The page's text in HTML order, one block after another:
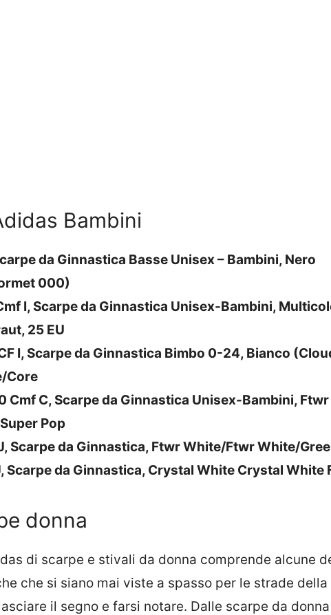
Bambini
da Ginnastica Basse Unisex – Bambini, Nero
000)
I, Scarpe da Ginnastica Unisex-Bambini,
25 EU
I, Scarpe da Ginnastica Bimbo 0-24, Bianco
Core
Cmf C, Scarpe da Ginnastica Unisex-Bambini, Ftwr
Pop
Scarpe da Ginnastica, Ftwr White/Ftwr White/
Scarpe da Ginnastica, Crystal White Crystal White
donna
di scarpe e stivali da donna comprende alcune
che si siano mai viste a spasso per le strade
il segno e farsi notare. Dalle scarpe da